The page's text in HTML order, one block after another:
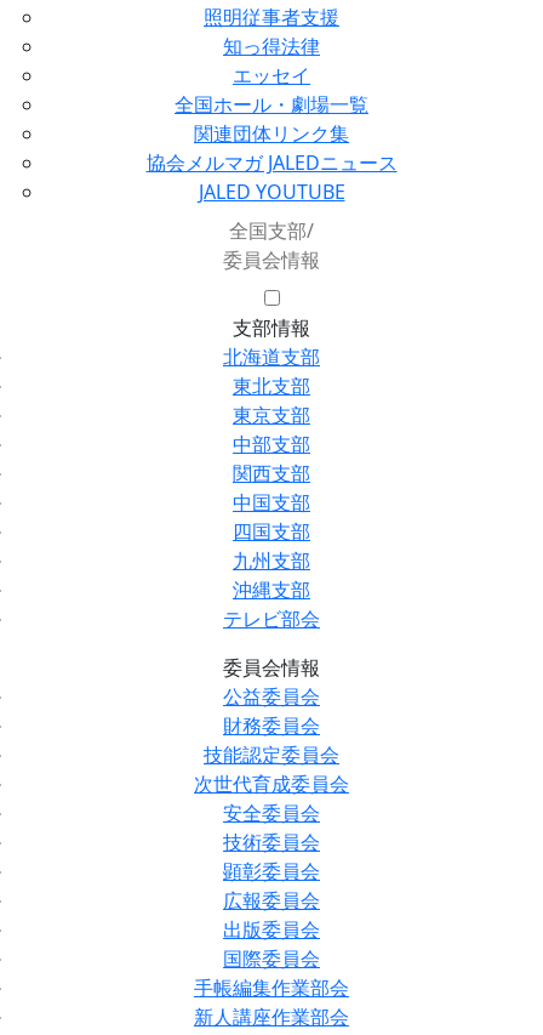
照明従事者支援
知っ得法律
エッセイ
全国ホール・劇場一覧
関連団体リンク集
協会メルマガ JALEDニュース
JALED YOUTUBE
全国支部/
委員会情報
支部情報
北海道支部
東北支部
東京支部
中部支部
関西支部
中国支部
四国支部
九州支部
沖縄支部
テレビ部会
委員会情報
公益委員会
財務委員会
技能認定委員会
次世代育成委員会
安全委員会
技術委員会
顕彰委員会
広報委員会
出版委員会
国際委員会
手帳編集作業部会
新人講座作業部会